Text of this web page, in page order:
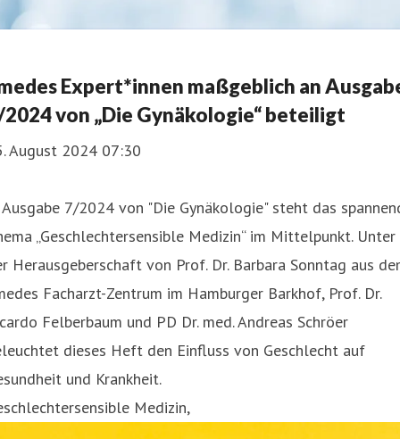
Expert*innen maßgeblich an
von „Die Gynäkologie“ beteiligt
August 2024 07:30
7/2024 von "Die Gynäkologie" steht das
„Geschlechtersensible Medizin“ im Mittelpunkt. Unter
Herausgeberschaft von Prof. Dr. Barbara Sonntag aus
Facharzt-Zentrum im Hamburger Barkhof, Prof. Dr.
Felberbaum und PD Dr. med. Andreas Schröer
dieses Heft den Einfluss von Geschlecht auf
und Krankheit.
Medizin,